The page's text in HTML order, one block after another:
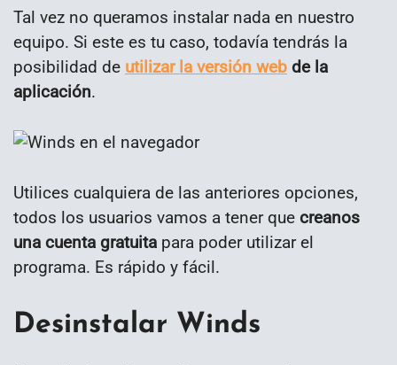
Tal vez no queramos instalar nada en nuestro
equipo. Si este es tu caso, todavía tendrás la
posibilidad de utilizar la versión web de la
aplicación.
Utilices cualquiera de las anteriores opciones,
todos los usuarios vamos a tener que creanos
una cuenta gratuita para poder utilizar el
programa. Es rápido y fácil.
Desinstalar Winds